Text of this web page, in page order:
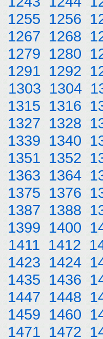
1255 1256
1267 1268
1279 1280
1291 1292
1303 1304
1315 1316
1327 1328
1339 1340
1351 1352
1363 1364
1375 1376
1387 1388
1399 1400
1411 1412
1423 1424
1435 1436
1447 1448
1459 1460
1471 1472